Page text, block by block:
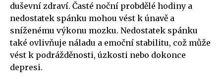
duševní zdraví. Časté noční probdělé hodiny a
nedostatek spánku mohou vést k únavě a
sníženému výkonu mozku. Nedostatek spánku
také ovlivňuje náladu a emoční stabilitu, což může
vést k podrážděnosti, úzkosti nebo dokonce
depresi.